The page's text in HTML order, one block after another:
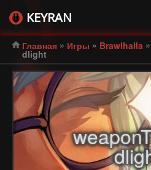
KEYRAN
Главная » Игры » Brawlhalla »
dlight